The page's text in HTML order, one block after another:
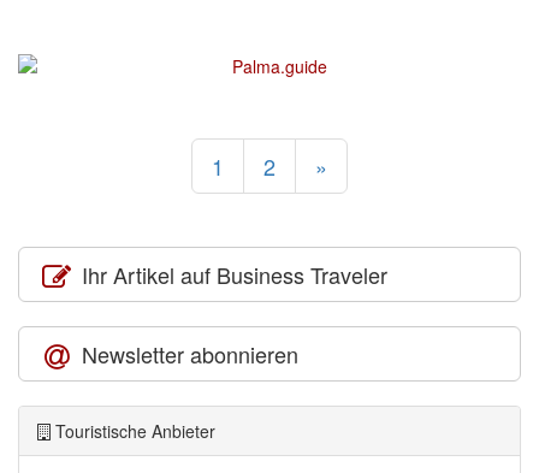
1 2 »
Ihr Artikel auf Business Traveler
Newsletter abonnieren
Touristische Anbieter